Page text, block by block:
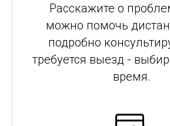
Расскажите о
можно помочь
подробно
требуется выезд -
время.